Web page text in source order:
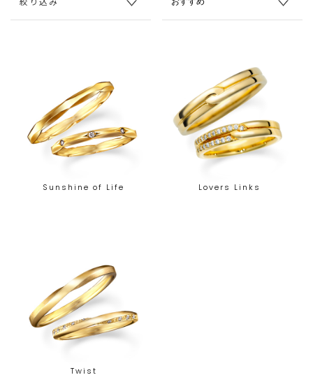
Sunshine of Life Lovers Links
Twist